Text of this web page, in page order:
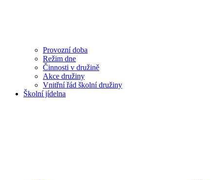
Provozní doba
Režim dne
Činnosti v družině
Akce družiny
Vnitřní řád školní družiny
Školní jídelna